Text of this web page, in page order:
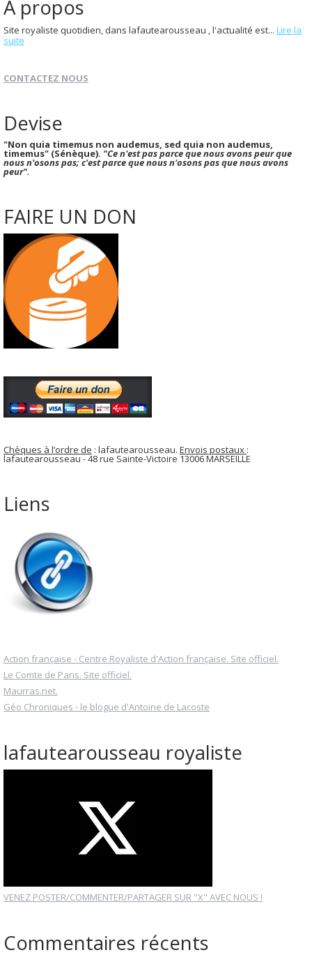
À propos
Site royaliste quotidien, dans lafautearousseau , l'actualité est... Lire la
suite
CONTACTEZ NOUS
Devise
"Non quia timemus non audemus, sed quia non audemus,
timemus" (Sénèque). "Ce n'est pas parce que nous avons peur que
nous n'osons pas; c'est parce que nous n'osons pas que nous avons
peur".
FAIRE UN DON
Chèques à l’ordre de : lafautearousseau. Envois postaux :
lafautearousseau - 48 rue Sainte-Victoire 13006 MARSEILLE
Liens
Action française - Centre Royaliste d'Action française. Site officiel.
Le Comte de Paris. Site officiel.
Maurras.net.
Géo Chroniques - le blogue d'Antoine de Lacoste
lafautearousseau royaliste
VENEZ POSTER/COMMENTER/PARTAGER SUR "X" AVEC NOUS !
Commentaires récents